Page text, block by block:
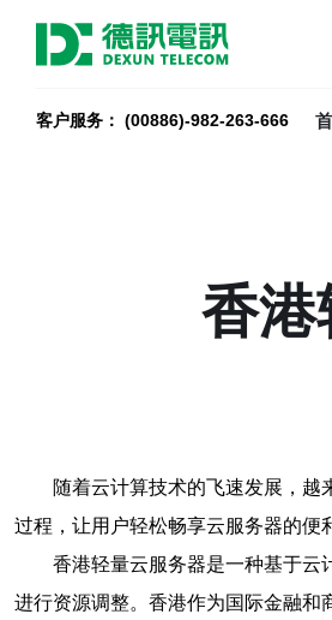
客户服务： (00886)-982-263-666
香港
随着云计算技术的飞速发展，
过程，让用户轻松畅享云服务器的便
香港轻量云服务器是一种基于云
进行资源调整。香港作为国际金融和